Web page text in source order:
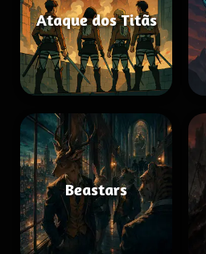
Ataque dos Titãs
Beastars